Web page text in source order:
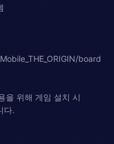
board
을 위해 게임 설치 시
다.